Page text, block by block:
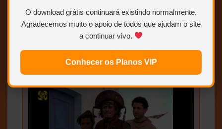
O download grátis continuará existindo normalmente.
Agradecemos muito o apoio de todos que ajudam o site
a continuar vivo.
Conhecer os Planos VIP